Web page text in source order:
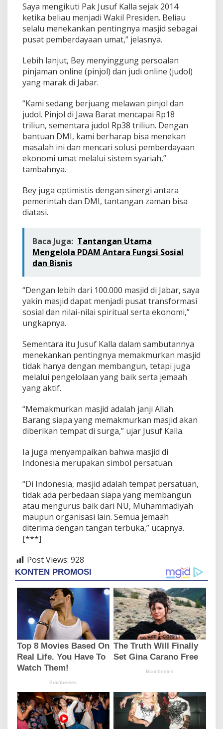
Saya mengikuti Pak Jusuf Kalla sejak 2014
ketika beliau menjadi Wakil Presiden. Beliau
selalu menekankan pentingnya masjid sebagai
pusat pemberdayaan umat,” jelasnya.
Lebih lanjut, Bey menyinggung persoalan
pinjaman online (pinjol) dan judi online (judol)
yang marak di Jabar.
“Kami sedang berjuang melawan pinjol dan
judol. Pinjol di Jawa Barat mencapai Rp18
triliun, sementara judol Rp38 triliun. Dengan
bantuan DMI, kami berharap bisa menekan
masalah ini dan mencari solusi pemberdayaan
ekonomi umat melalui sistem syariah,”
tambahnya.
Bey juga optimistis dengan sinergi antara
pemerintah dan DMI, tantangan zaman bisa
diatasi.
Baca Juga: Tantangan Utama
Mengelola PDAM Antara Fungsi Sosial
dan Bisnis
“Dengan lebih dari 100.000 masjid di Jabar, saya
yakin masjid dapat menjadi pusat transformasi
sosial dan nilai-nilai spiritual serta ekonomi,”
ungkapnya.
Sementara itu Jusuf Kalla dalam sambutannya
menekankan pentingnya memakmurkan masjid
tidak hanya dengan membangun, tetapi juga
melalui pengelolaan yang baik serta jemaah
yang aktif.
“Memakmurkan masjid adalah janji Allah.
Barang siapa yang memakmurkan masjid akan
diberikan tempat di surga,” ujar Jusuf Kalla.
Ia juga menyampaikan bahwa masjid di
Indonesia merupakan simbol persatuan.
“Di Indonesia, masjid adalah tempat persatuan,
tidak ada perbedaan siapa yang membangun
atau mengurus baik dari NU, Muhammadiyah
maupun organisasi lain. Semua jemaah
diterima dengan tangan terbuka,” ucapnya.
[***]
Post Views: 928